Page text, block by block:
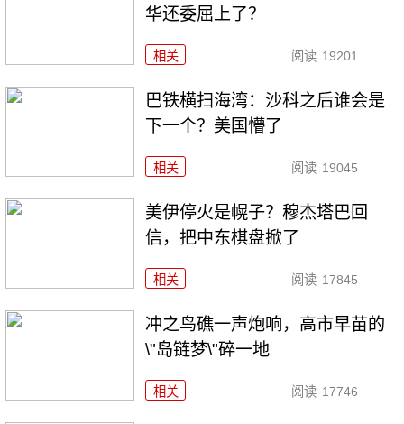
华还委屈上了？
相关 阅读 19201
巴铁横扫海湾：沙科之后谁会是
下一个？美国懵了
相关 阅读 19045
美伊停火是幌子？穆杰塔巴回
信，把中东棋盘掀了
相关 阅读 17845
冲之鸟礁一声炮响，高市早苗的
\"岛链梦\"碎一地
相关 阅读 17746